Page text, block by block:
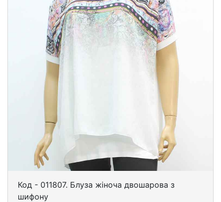
Код - 011807. Блуза жіноча двошарова з
шифону